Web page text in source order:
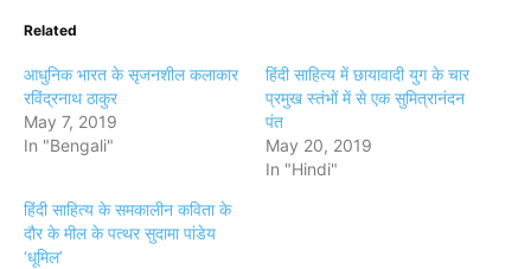
Related
आधुनिक भारत के सृजनशील कलाकार
रविंद्रनाथ ठाकुर
May 7, 2019
In "Bengali"
हिंदी साहित्य में छायावादी युग के चार
प्रमुख स्तंभों में से एक सुमित्रानंदन
पंत
May 20, 2019
In "Hindi"
हिंदी साहित्य के समकालीन कविता के
दौर के मील के पत्थर सुदामा पांडेय
‘धूमिल’